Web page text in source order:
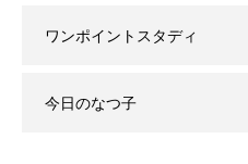
ワンポイントスタディ
今日のなつ子